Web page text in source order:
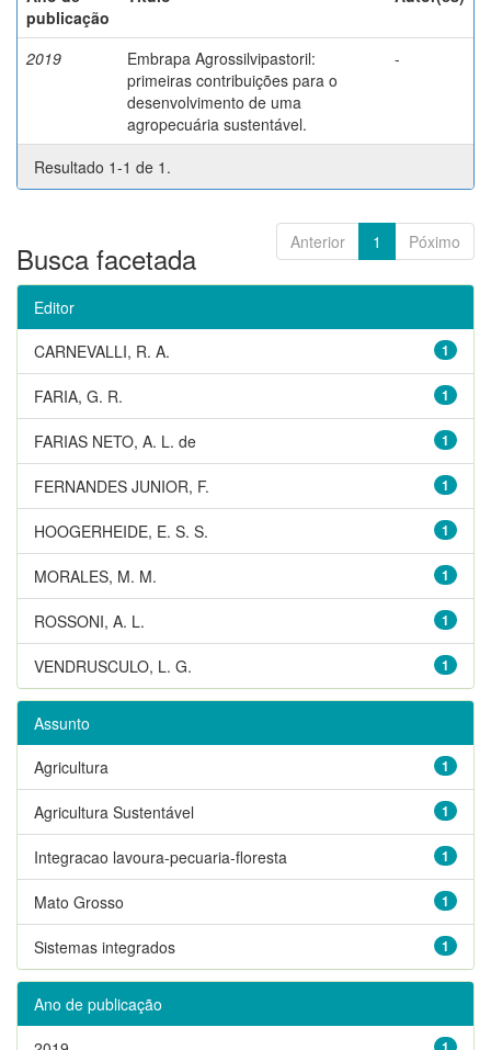
publicação
2019
Embrapa Agrossilvipastoril:
primeiras contribuições para o
desenvolvimento de uma
agropecuária sustentável.
-
Resultado 1-1 de 1.
Anterior 1 Póximo
Busca facetada
Editor
1
CARNEVALLI, R. A.
1
FARIA, G. R.
1
FARIAS NETO, A. L. de
1
FERNANDES JUNIOR, F.
1
HOOGERHEIDE, E. S. S.
1
MORALES, M. M.
1
ROSSONI, A. L.
1
VENDRUSCULO, L. G.
Assunto
1
Agricultura
1
Agricultura Sustentável
1
Integracao lavoura-pecuaria-floresta
1
Mato Grosso
1
Sistemas integrados
Ano de publicação